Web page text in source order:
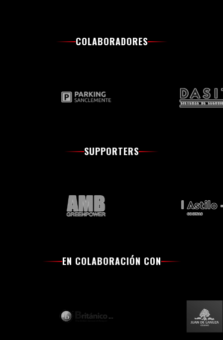
COLABORADORES
SUPPORTERS
EN COLABORACIÓN CON